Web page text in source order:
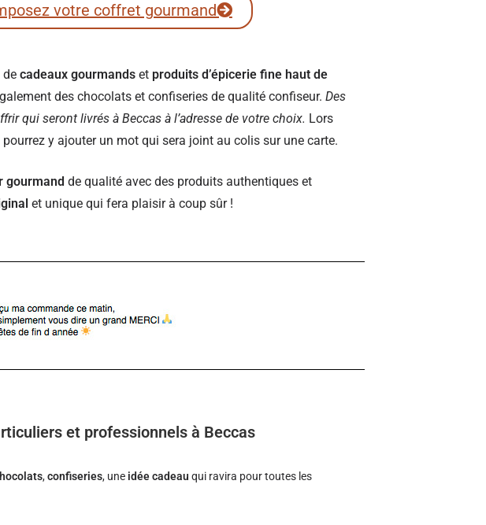
votre coffret gourmand
de cadeaux gourmands et produits d’épicerie fine haut de
des chocolats et confiseries de qualité confiseur. Des
qui seront livrés à Beccas à l’adresse de votre choix. Lors
y ajouter un mot qui sera joint au colis sur une carte.
gourmand de qualité avec des produits authentiques et
et unique qui fera plaisir à coup sûr !
et professionnels à Beccas
,confiseries, une idée cadeau qui ravira pour toutes les